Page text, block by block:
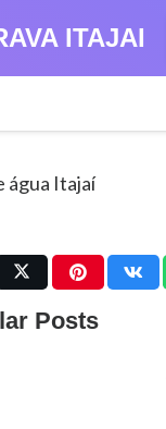
ITAJAI
água Itajaí
Posts